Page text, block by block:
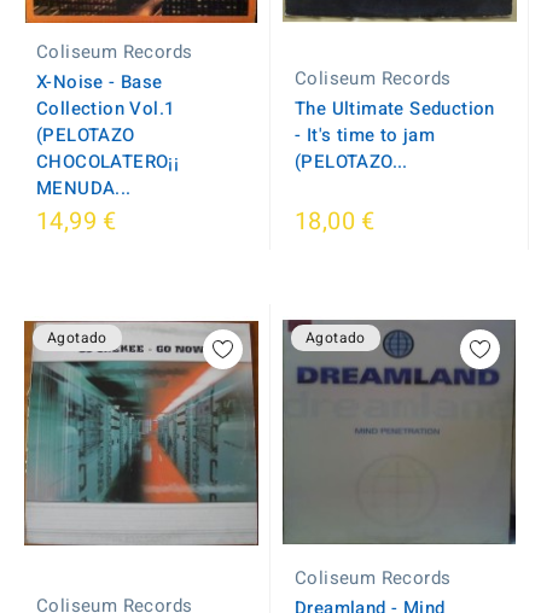
Coliseum Records
X-Noise - Base
Collection Vol.1
(PELOTAZO
CHOCOLATERO¡¡
MENUDA...
14,99 €
Coliseum Records
The Ultimate Seduction
- It's time to jam
(PELOTAZO...
18,00 €
Agotado
Coliseum Records
Agotado
Coliseum Records